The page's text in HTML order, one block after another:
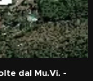
dal Mu.Vi. -